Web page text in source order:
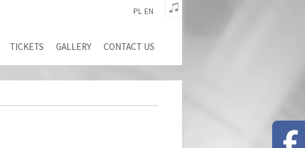
PL EN
TICKETS GALLERY CONTACT US